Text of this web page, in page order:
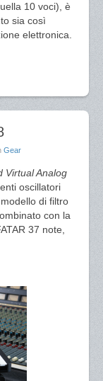
10 voci), è
sia così
elettronica.
Gear
Virtual Analog
oscillatori
di filtro
con la
37 note,